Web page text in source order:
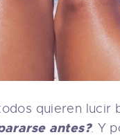
quieren
antes?. Y